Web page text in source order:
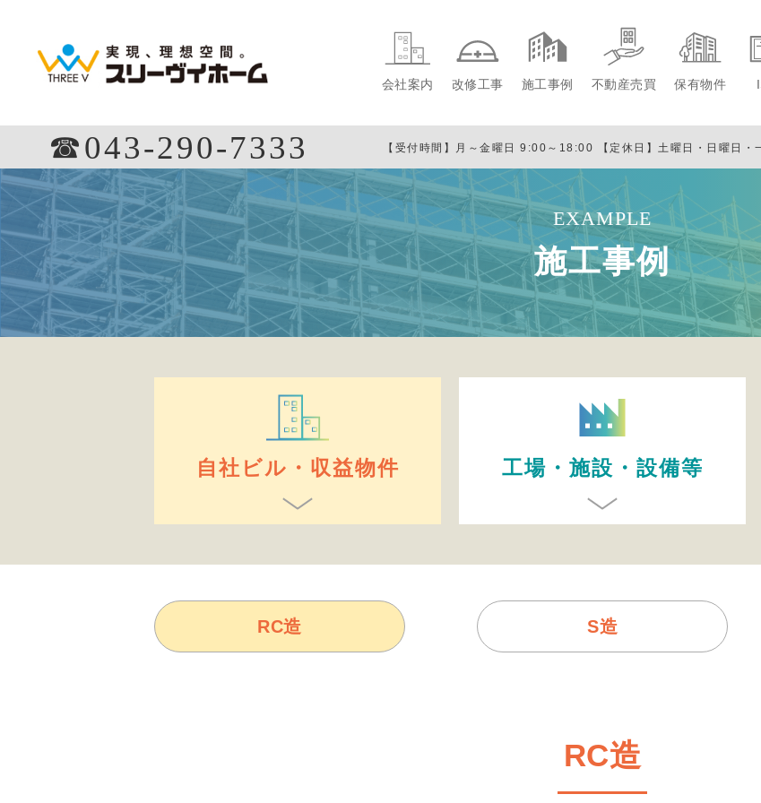
会社案内 改修工事 施工事例 不動産売買 保有物件
☎︎043-290-7333 【受付時間】月～金曜日 9:00～18:00 【定休日】土曜日・日曜日・
EXAMPLE
施工事例
自社ビル・収益物件 工場・施設・設備等
RC造 S造
RC造